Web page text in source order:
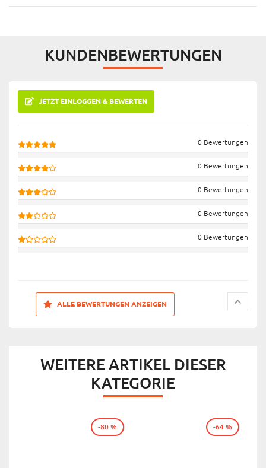
KUNDENBEWERTUNGEN
JETZT EINLOGGEN & BEWERTEN
0 Bewertungen
0 Bewertungen
0 Bewertungen
0 Bewertungen
0 Bewertungen
ALLE BEWERTUNGEN ANZEIGEN
WEITERE ARTIKEL DIESER
KATEGORIE
-80 % -64 %